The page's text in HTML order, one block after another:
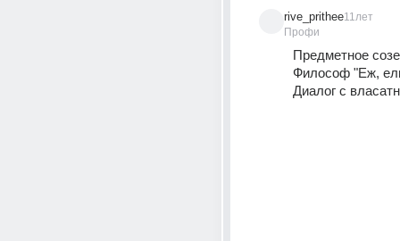
rive_prithee
Профи
11лет
Предметное
Философ "Еж,
Диалог с